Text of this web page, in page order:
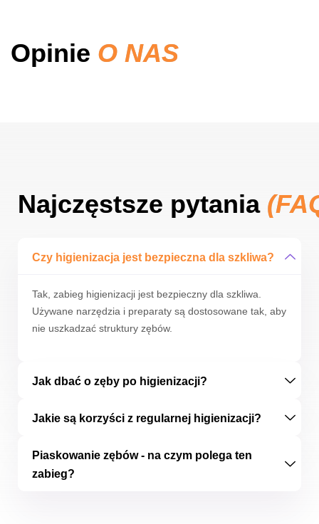
Opinie O NAS
Najczęstsze pytania
Czy higienizacja jest bezpieczna dla szkliwa?
Tak, zabieg higienizacji jest bezpieczny dla szkliwa.
Używane narzędzia i preparaty są dostosowane tak, aby
nie uszkadzać struktury zębów.
Jak dbać o zęby po higienizacji?
Jakie są korzyści z regularnej higienizacji?
Piaskowanie zębów - na czym polega ten
zabieg?